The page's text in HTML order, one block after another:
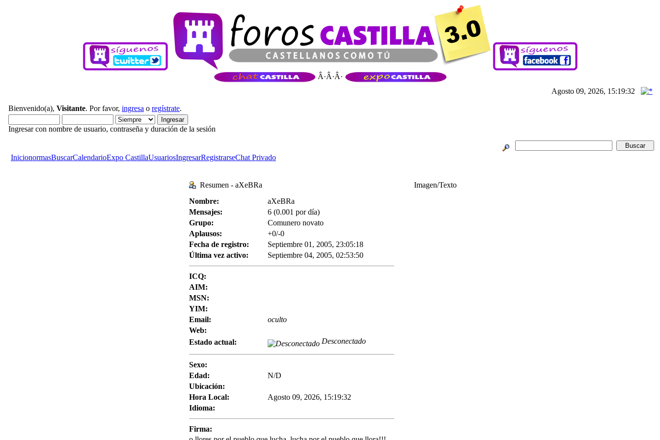
Â·Â·Â·
Agosto 09, 2026, 15:19:32
Bienvenido(a), Visitante. Por favor, ingresa o regístrate.
Ingresar con nombre de usuario, contraseña y duración de la sesión
InicionormasBuscarCalendarioExpo CastillaUsuariosIngresarRegistrarseChat Privado
Resumen - aXeBRa
Imagen/Texto
Nombre:
aXeBRa
Mensajes:
6 (0.001 por día)
Grupo:
Comunero novato
Aplausos:
+0/-0
Fecha de registro:
Septiembre 01, 2005, 23:05:18
Última vez activo:
Septiembre 04, 2005, 02:53:50
ICQ:
AIM:
MSN:
YIM:
Email:
oculto
Web:
Estado actual:
Desconectado
Sexo:
Edad:
N/D
Ubicación:
Hora Local:
Agosto 09, 2026, 15:19:32
Idioma:
Firma: